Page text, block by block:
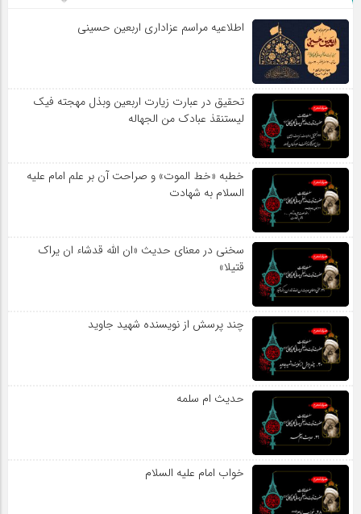
اطلاعیه مراسم عزاداری اربعین حسینی
تحقیق در عبارت زیارت اربعین وبذل مهجته فیک
لیستنقذ عبادک من الجهاله
خطبه «خط الموت» و صراحت آن بر علم امام علیه
السلام به شهادت
سخنی در معنای حدیث «ان الله قدشاء ان یراک
قتیلا»
چند پرسش از نویسنده شهید جاوید
حدیث ام سلمه
خواب امام علیه السلام